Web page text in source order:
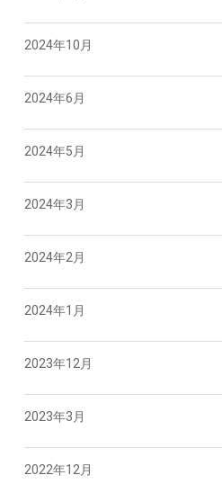
2024年10月
2024年6月
2024年5月
2024年3月
2024年2月
2024年1月
2023年12月
2023年3月
2022年12月